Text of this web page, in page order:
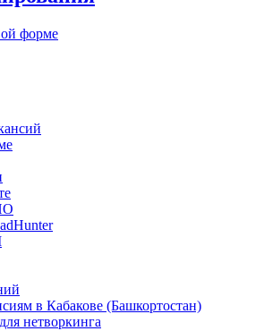
форме
в Кабакове (Башкортостан)
нетворкинга